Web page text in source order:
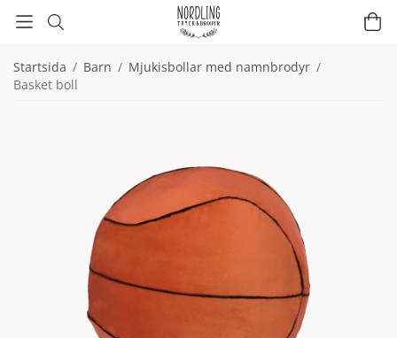
Startsida / Barn / Mjukisbollar med namnbrodyr /
Basket boll